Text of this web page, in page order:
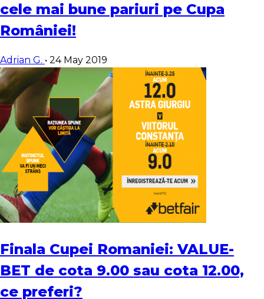
cele mai bune pariuri pe Cupa
României!
Adrian G. • 24 May 2019
Finala Cupei Romaniei: VALUE-
BET de cota 9.00 sau cota 12.00,
ce preferi?